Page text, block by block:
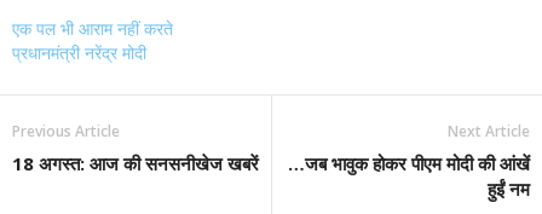
एक पल भी आराम नहीं करते
प्रधानमंत्री नरेंद्र मोदी
Previous Article
18 अगस्त: आज की सनसनीखेज खबरें
Next Article
…जब भावुक होकर पीएम मोदी की आंखें
हुईं नम